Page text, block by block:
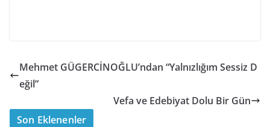
Mehmet GÜGERCİNOĞLU’ndan “Yalnızlığım Sessiz D
eğil”
Vefa ve Edebiyat Dolu Bir Gün
Son Eklenenler